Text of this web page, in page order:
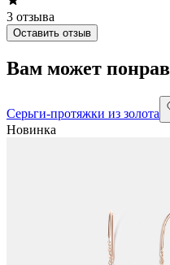
3 отзыва
Оставить отзыв
Вам может
Серьги-протяжки из золота
Новинка